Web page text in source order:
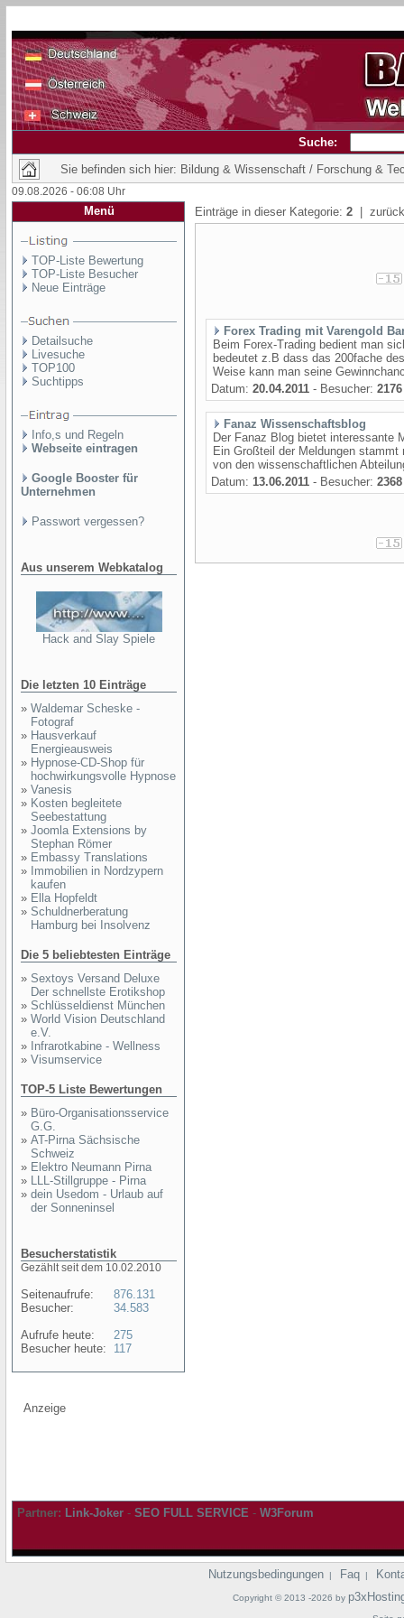
Suche:
Sie befinden sich hier: Bildung & Wissenschaft / Forschung &
09.08.2026 - 06:08 Uhr
Menü
TOP-Liste Bewertung
TOP-Liste Besucher
Neue Einträge
Detailsuche
Livesuche
TOP100
Suchtipps
Info,s und Regeln
Webseite eintragen
Google Booster für
Unternehmen
Passwort vergessen?
Aus unserem Webkatalog
Hack and Slay Spiele
Die letzten 10 Einträge
» Waldemar Scheske -
Fotograf
» Hausverkauf
Energieausweis
» Hypnose-CD-Shop für
hochwirkungsvolle Hypnose
» Vanesis
» Kosten begleitete
Seebestattung
» Joomla Extensions by
Stephan Römer
» Embassy Translations
» Immobilien in Nordzypern
kaufen
» Ella Hopfeldt
» Schuldnerberatung
Hamburg bei Insolvenz
Die 5 beliebtesten Einträge
» Sextoys Versand Deluxe
Der schnellste Erotikshop
» Schlüsseldienst München
» World Vision Deutschland
e.V.
» Infrarotkabine - Wellness
» Visumservice
TOP-5 Liste Bewertungen
» Büro-Organisationsservice
G.G.
» AT-Pirna Sächsische
Schweiz
» Elektro Neumann Pirna
» LLL-Stillgruppe - Pirna
» dein Usedom - Urlaub auf
der Sonneninsel
Besucherstatistik
Gezählt seit dem 10.02.2010
Seitenaufrufe:
Besucher:
Aufrufe heute:
Besucher heute:
876.131
34.583
275
117
Einträge in dieser Kategorie: 2 |
Forex Trading mit Varengold
Beim Forex-Trading bedient man
bedeutet z.B dass das 200fache
Weise kann man seine
Datum: 20.04.2011 - Besucher: 2176
Fanaz Wissenschaftsblog
Der Fanaz Blog bietet interessante
Ein Großteil der Meldungen
von den wissenschaftlichen
Datum: 13.06.2011 - Besucher: 2368
Anzeige
Partner: Link-Joker - SEO FULL SERVICE - W3Forum
Nutzungsbedingungen | Faq |
Copyright © 2013 -2026 by